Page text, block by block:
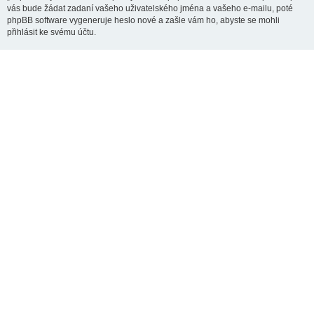
vás bude žádat zadaní vašeho uživatelského jména a vašeho e-mailu, poté
phpBB software vygeneruje heslo nové a zašle vám ho, abyste se mohli
přihlásit ke svému účtu.